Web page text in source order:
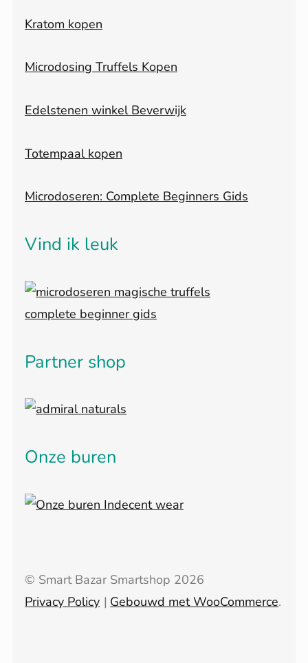
Kratom kopen
Microdosing Truffels Kopen
Edelstenen winkel Beverwijk
Totempaal kopen
Microdoseren: Complete Beginners Gids
Vind ik leuk
Partner shop
Onze buren
© Smart Bazar Smartshop 2026
Privacy Policy
Gebouwd met WooCommerce.